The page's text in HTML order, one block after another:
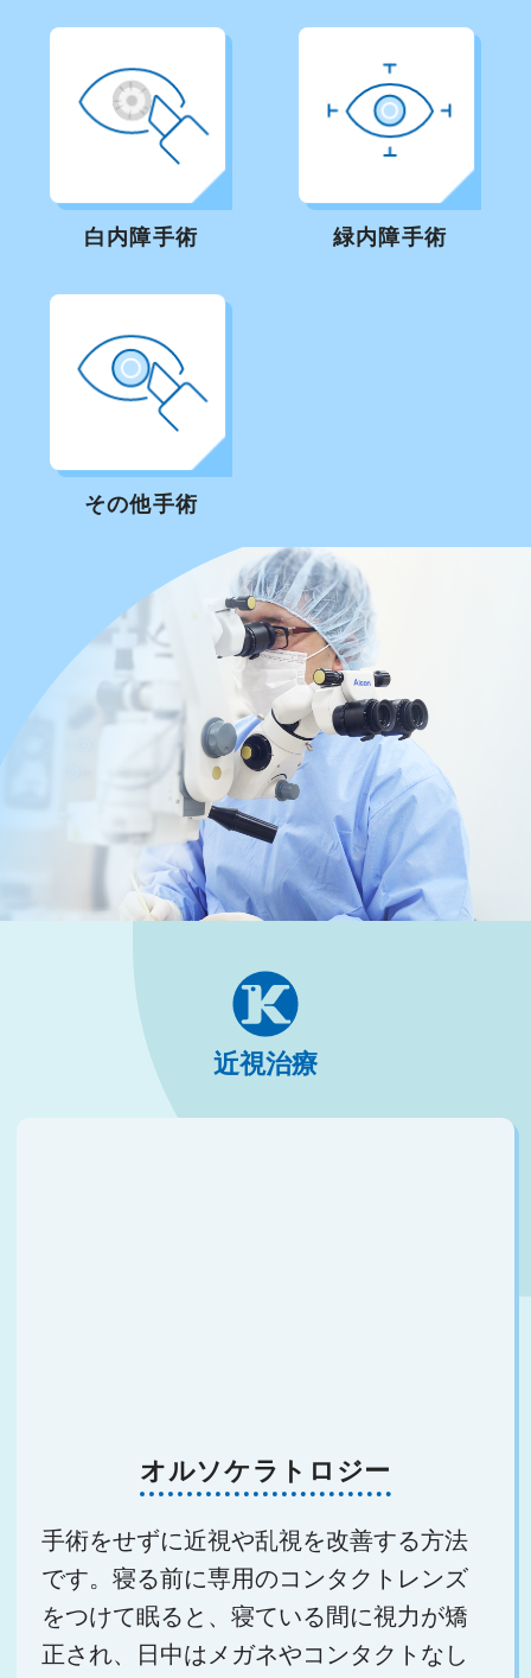
白内障手術 緑内障手術
その他手術
近視治療
オルソケラトロジー
手術をせずに近視や乱視を改善する方法
です。寝る前に専用のコンタクトレンズ
をつけて眠ると、寝ている間に視力が矯
正され、日中はメガネやコンタクトなし